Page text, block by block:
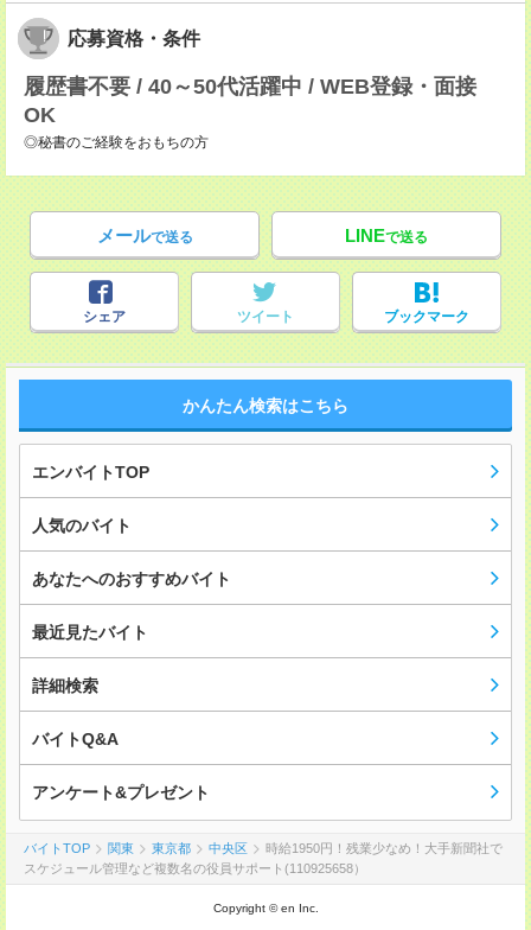
応募資格・条件
履歴書不要 / 40～50代活躍中 / WEB登録・面接
OK
◎秘書のご経験をおもちの方
メールで送る LINEで送る
シェア ツイート ブックマーク
かんたん検索はこちら
エンバイトTOP
人気のバイト
あなたへのおすすめバイト
最近見たバイト
詳細検索
バイトQ&A
アンケート&プレゼント
バイトTOP 関東 東京都 中央区
時給1950円！残業少なめ！大手新聞社で
スケジュール管理など複数名の役員サポート(110925658）
Copyright © en Inc.